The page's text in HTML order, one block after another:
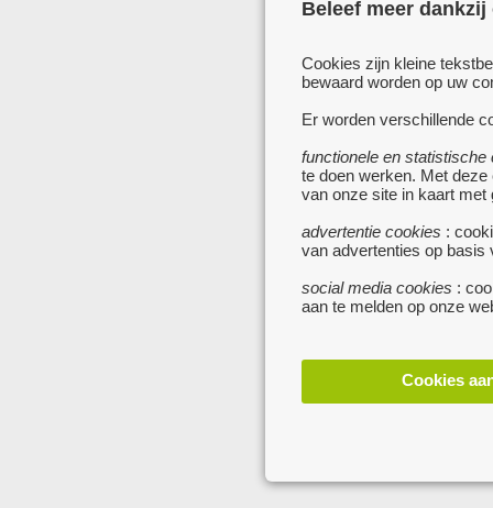
Beleef meer
Cookies zijn kleine
bewaard worden op uw
Er worden verschillende
functionele en statistische
te doen werken. Met
van onze site in kaart met
advertentie cookies :
van advertenties op basis
social media cookies :
aan te melden op onze
Cookies